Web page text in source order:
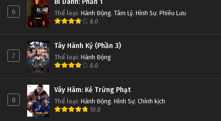
6
Bí Danh: Phần 1
Thể loại: Hành Động, Tâm Lý, Hình Sự, Phiêu Lưu
8.0
7
Tây Hành Kỷ (Phần 3)
Thể loại: Hành Động
8.0
8
Vây Hãm: Kẻ Trừng Phạt
Thể loại: Hành Động, Hình Sự, Chính kịch
10.0